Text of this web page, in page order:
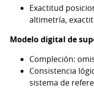
Exactitud
altimetría,
Modelo digital de
Compleción:
Consistencia
sistema de